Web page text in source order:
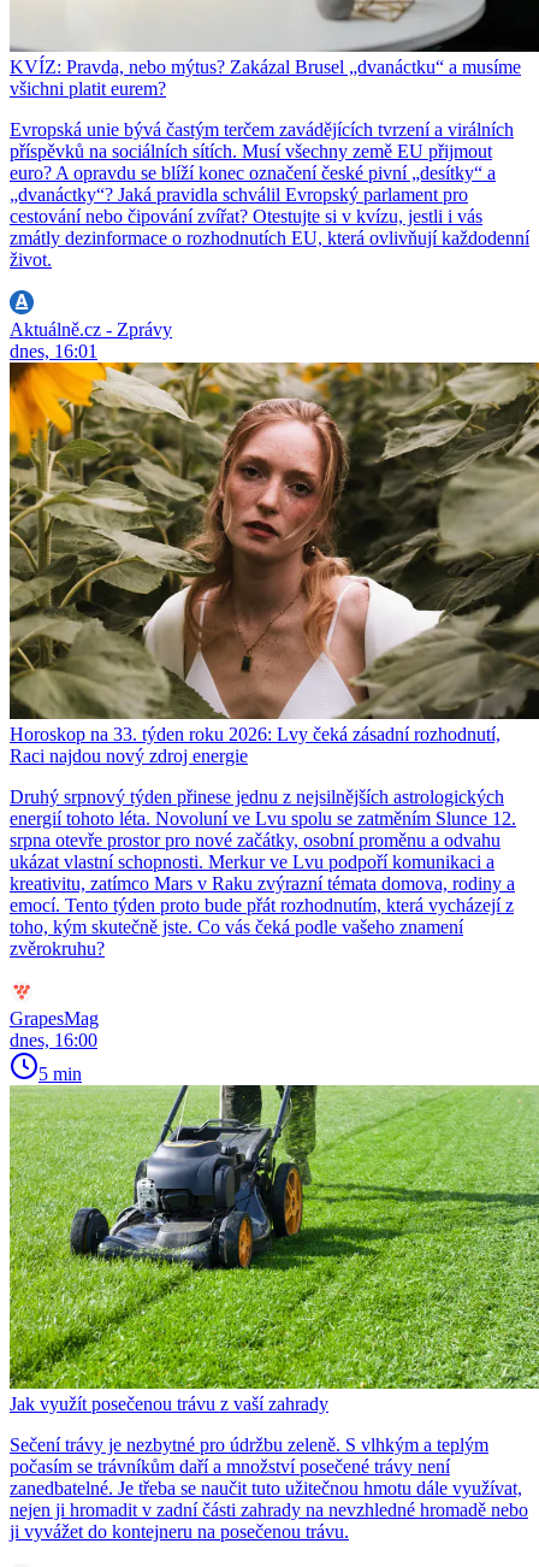
KVÍZ: Pravda, nebo mýtus? Zakázal Brusel „dvanáctku“ a musíme
všichni platit eurem?
Evropská unie bývá častým terčem zavádějících tvrzení a virálních
příspěvků na sociálních sítích. Musí všechny země EU přijmout
euro? A opravdu se blíží konec označení české pivní „desítky“ a
„dvanáctky“? Jaká pravidla schválil Evropský parlament pro
cestování nebo čipování zvířat? Otestujte si v kvízu, jestli i vás
zmátly dezinformace o rozhodnutích EU, která ovlivňují každodenní
život.
Aktuálně.cz - Zprávy
dnes, 16:01
Horoskop na 33. týden roku 2026: Lvy čeká zásadní rozhodnutí,
Raci najdou nový zdroj energie
Druhý srpnový týden přinese jednu z nejsilnějších astrologických
energií tohoto léta. Novoluní ve Lvu spolu se zatměním Slunce 12.
srpna otevře prostor pro nové začátky, osobní proměnu a odvahu
ukázat vlastní schopnosti. Merkur ve Lvu podpoří komunikaci a
kreativitu, zatímco Mars v Raku zvýrazní témata domova, rodiny a
emocí. Tento týden proto bude přát rozhodnutím, která vycházejí z
toho, kým skutečně jste. Co vás čeká podle vašeho znamení
zvěrokruhu?
GrapesMag
dnes, 16:00
5 min
Jak využít posečenou trávu z vaší zahrady
Sečení trávy je nezbytné pro údržbu zeleně. S vlhkým a teplým
počasím se trávníkům daří a množství posečené trávy není
zanedbatelné. Je třeba se naučit tuto užitečnou hmotu dále využívat,
nejen ji hromadit v zadní části zahrady na nevzhledné hromadě nebo
ji vyvážet do kontejneru na posečenou trávu.